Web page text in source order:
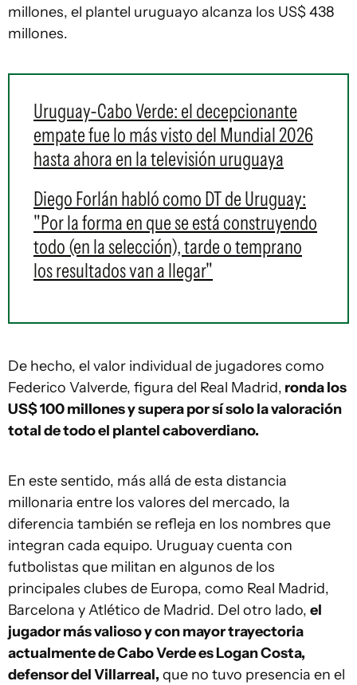
millones, el plantel uruguayo alcanza los US$ 438
millones.
Uruguay-Cabo Verde: el decepcionante
empate fue lo más visto del Mundial 2026
hasta ahora en la televisión uruguaya
Diego Forlán habló como DT de Uruguay:
"Por la forma en que se está construyendo
todo (en la selección), tarde o temprano
los resultados van a llegar"
De hecho, el valor individual de jugadores como
Federico Valverde, figura del Real Madrid, ronda los
US$ 100 millones y supera por sí solo la valoración
total de todo el plantel caboverdiano.
En este sentido, más allá de esta distancia
millonaria entre los valores del mercado, la
diferencia también se refleja en los nombres que
integran cada equipo. Uruguay cuenta con
futbolistas que militan en algunos de los
principales clubes de Europa, como Real Madrid,
Barcelona y Atlético de Madrid. Del otro lado, el
jugador más valioso y con mayor trayectoria
actualmente de Cabo Verde es Logan Costa,
defensor del Villarreal, que no tuvo presencia en el